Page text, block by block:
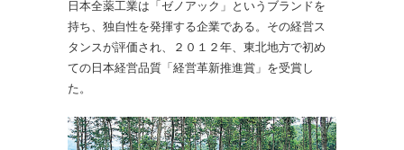
日本全薬工業は「ゼノアック」というブランドを
持ち、独自性を発揮する企業である。その経営ス
タンスが評価され、２０１２年、東北地方で初め
ての日本経営品質「経営革新推進賞」を受賞し
た。